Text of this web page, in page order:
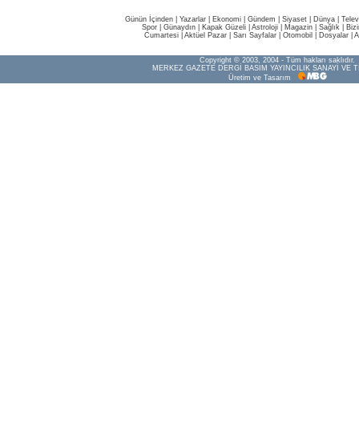
Günün İçinden Yazarlar Ekonomi Gündem Siyaset Dünya |
Spor
Günaydın Kapak Güzeli Astroloji Magazin Sağlık
Cumartesi| Aktüel Pazar| Sarı Sayfalar| Otomobil Dosyalar|
Copyright © 2003, 2004 - Tüm hakları saklıdır.
MERKEZ GAZETE DERGİ BASIM YAYINCILIK SANAYİ VE
Üretim ve Tasarım